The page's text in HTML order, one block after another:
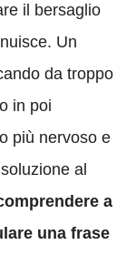
il bersaglio
Un
da troppo
in poi
più nervoso e
al
a
una frase